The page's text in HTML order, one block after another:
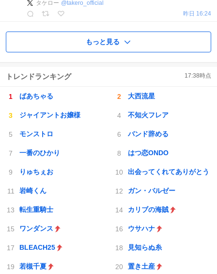
タケロー @takero_official
昨日 16:24
もっと見る
トレンドランキング 17:38時点
ばあちゃる 大西流星
ジャイアントお嬢様 不知火フレア
モンストロ バンド辞める
一番のひかり はつ恋ONDO
りゅちぇお 出会ってくれてありがとう
岩崎くん ガン・バルゼー
転生重騎士 カリブの海賊
ワンダンス ウサハナ
BLEACH25 見知らぬ糸
若槻千夏 置き土産